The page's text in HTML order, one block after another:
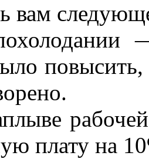
вам
повысить,
плату на